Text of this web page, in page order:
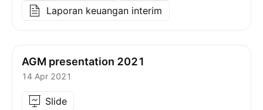
Laporan keuangan interim
AGM presentation 2021
14 Apr 2021
Slide